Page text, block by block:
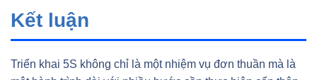
Kết luận
Triển khai 5S không chỉ là một nhiệm vụ đơn thuần mà là